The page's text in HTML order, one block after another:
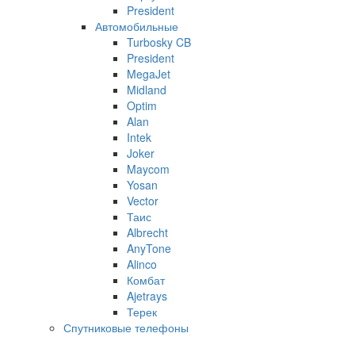
President
Автомобильные
Turbosky CB
President
MegaJet
Midland
Optim
Alan
Intek
Joker
Maycom
Yosan
Vector
Таис
Albrecht
AnyTone
Alinco
Комбат
Ajetrays
Терек
Спутниковые телефоны